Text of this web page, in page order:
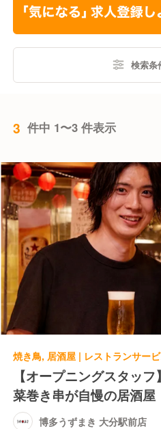
検索条
3 件中 1〜3 件表示
【オープニングスタッ
菜巻き串が自慢の居酒屋
博多うずまき 大分駅前店